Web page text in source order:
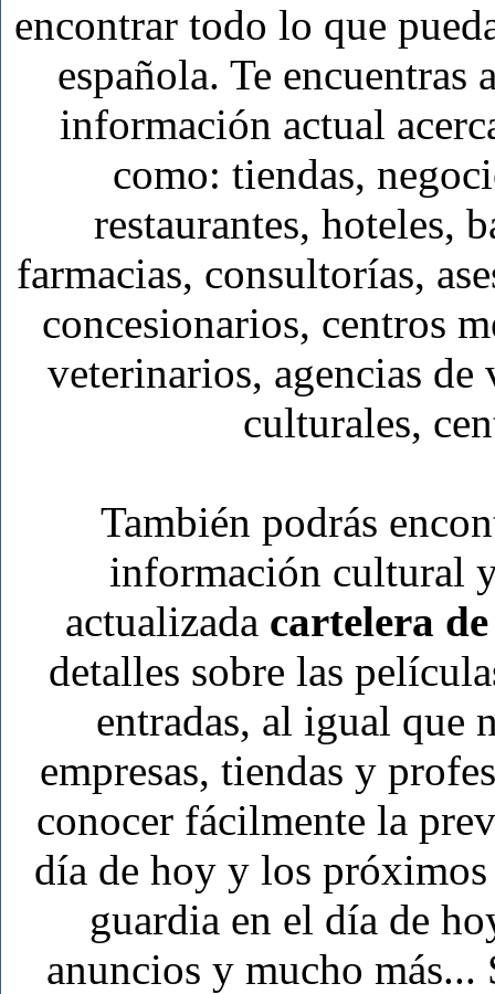
encontrar todo lo que
española. Te
información actual
como: tiendas,
restaurantes, hoteles,
farmacias, consultorías,
concesionarios, centros
veterinarios, agencias de
culturales,
También podrás
información cultural
actualizada cartelera
detalles sobre las
entradas, al igual que
empresas, tiendas y
conocer fácilmente la
día de hoy y los próximos
guardia en el día de
anuncios y mucho más...